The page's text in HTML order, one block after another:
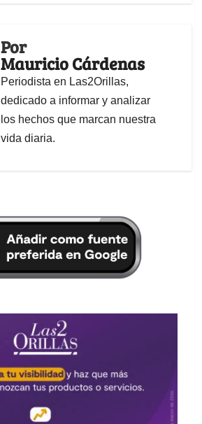
Por
Mauricio Cárdenas
Periodista en Las2Orillas,
dedicado a informar y analizar
los hechos que marcan nuestra
vida diaria.